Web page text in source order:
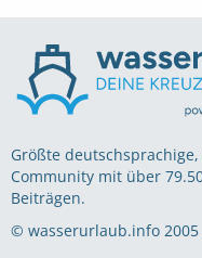
Größte
Community mit über
Beiträgen.
© wasserurlaub.info 2005